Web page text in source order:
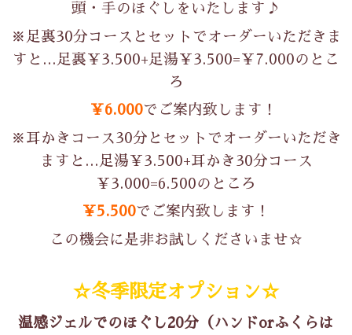
頭・手のほぐしをいたします♪
※足裏30分コースとセットでオーダーいただきま
すと…足裏￥3.500+足湯￥3.500=￥7.000のとこ
ろ
￥6.000でご案内致します！
※耳かきコース30分とセットでオーダーいただき
ますと…足湯￥3.500+耳かき30分コース
￥3.000=6.500のところ
￥5.500でご案内致します！
この機会に是非お試しくださいませ☆
☆冬季限定オプション☆
温感ジェルでのほぐし20分（ハンドorふくらは